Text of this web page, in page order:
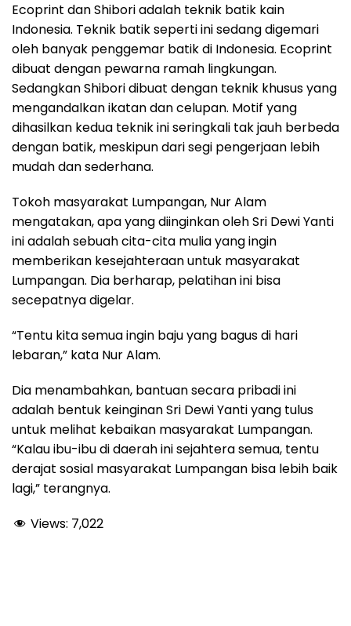
Ecoprint dan Shibori adalah teknik batik kain
Indonesia. Teknik batik seperti ini sedang digemari
oleh banyak penggemar batik di Indonesia. Ecoprint
dibuat dengan pewarna ramah lingkungan.
Sedangkan Shibori dibuat dengan teknik khusus yang
mengandalkan ikatan dan celupan. Motif yang
dihasilkan kedua teknik ini seringkali tak jauh berbeda
dengan batik, meskipun dari segi pengerjaan lebih
mudah dan sederhana.
Tokoh masyarakat Lumpangan, Nur Alam
mengatakan, apa yang diinginkan oleh Sri Dewi Yanti
ini adalah sebuah cita-cita mulia yang ingin
memberikan kesejahteraan untuk masyarakat
Lumpangan. Dia berharap, pelatihan ini bisa
secepatnya digelar.
“Tentu kita semua ingin baju yang bagus di hari
lebaran,” kata Nur Alam.
Dia menambahkan, bantuan secara pribadi ini
adalah bentuk keinginan Sri Dewi Yanti yang tulus
untuk melihat kebaikan masyarakat Lumpangan.
“Kalau ibu-ibu di daerah ini sejahtera semua, tentu
derajat sosial masyarakat Lumpangan bisa lebih baik
lagi,” terangnya.
Views: 7,022